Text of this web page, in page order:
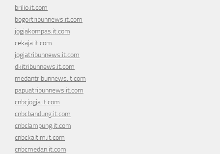
brilio.it.com
bogortribunnews.it.com
jogjakompas.it.com
cekaja.it.com
jogjatribunnews.it.com
dkitribunnews.it.com
medantribunnews.it.com
papuatribunnews.it.com
cnbcjogja.it.com
cnbcbandung.it.com
cnbclampung.it.com
cnbckaltim.it.com
cnbcmedan.it.com